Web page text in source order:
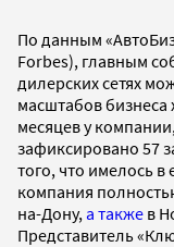
По данным
Forbes), главным
дилерских сетях
масштабов бизнеса
месяцев у
зафиксировано 57
того, что имелось
компания
на-Дону, а также в
Представитель